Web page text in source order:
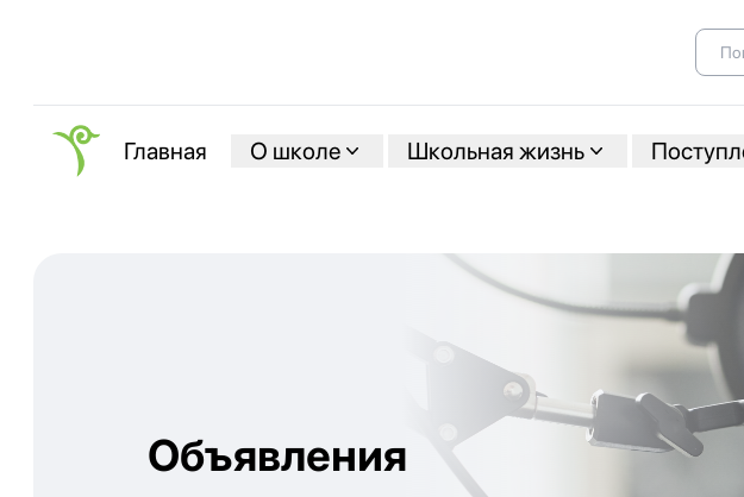
Главная О школе Школьная жизнь
Объявления